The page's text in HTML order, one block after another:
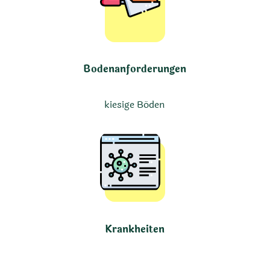
Bodenanforderungen
kiesige Böden
Krankheiten